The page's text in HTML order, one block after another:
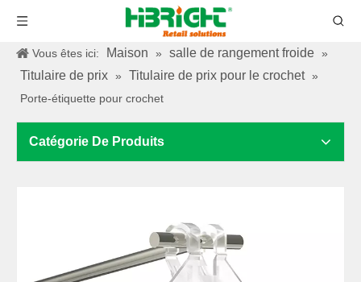
Vous êtes ici: Maison » salle de rangement froide »
Titulaire de prix » Titulaire de prix pour le crochet »
Porte-étiquette pour crochet
Catégorie De Produits